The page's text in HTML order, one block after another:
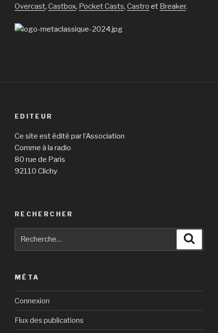
Overcast, Castbox, Pocket Casts, Castro et Breaker.
EDITEUR
Ce site est édité par l’Association
Comme à la radio
80 rue de Paris
92110 Clichy
RECHERCHER
MÉTA
Connexion
Flux des publications